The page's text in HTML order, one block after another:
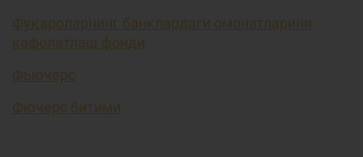
Фуқароларнинг банклардаги омонатларини
кафолатлаш фонди
Фьючерс
Фючерс битими